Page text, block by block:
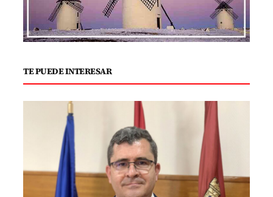
TE PUEDE INTERESAR